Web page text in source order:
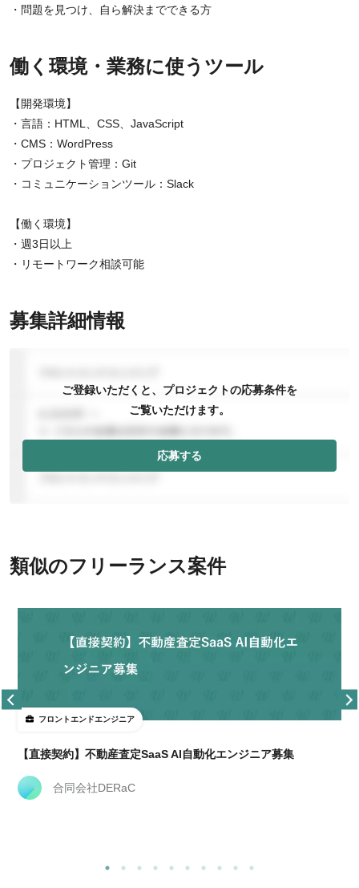
・問題を見つけ、自ら解決までできる方
働く環境・業務に使うツール
【開発環境】
・言語：HTML、CSS、JavaScript
・CMS：WordPress
・プロジェクト管理：Git
・コミュニケーションツール：Slack
【働く環境】
・週3日以上
・リモートワーク相談可能
募集詳細情報
ご登録いただくと、プロジェクトの応募条件を
ご覧いただけます。
応募する
類似のフリーランス案件
フロントエンドエンジニア
【直接契約】不動産査定SaaS AI自動化エンジニア募集
合同会社DERaC